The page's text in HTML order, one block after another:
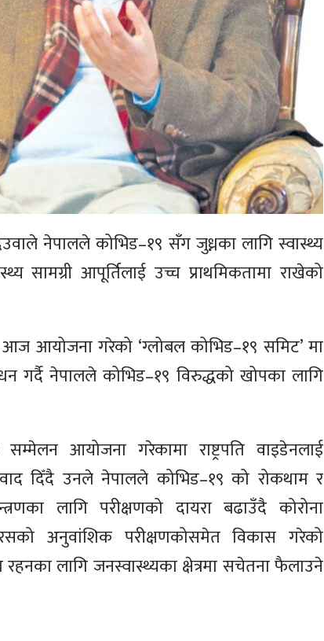
नेपालले कोभिड–१९ सँग जुध्नका लागि स्वास्थ्य
सामग्री आपूर्तिलाई उच्च प्राथमिकतामा राखेको
आज आयोजना गरेको ‘ग्लोबल कोभिड–१९ समिट’ मा
गर्दै नेपालले कोभिड–१९ विरुद्धको खोपका लागि
सम्मेलन आयोजना गरेकामा राष्ट्रपति वाइडेनलाई
दिँदै उनले नेपालले कोभिड–१९ को रोकथाम र
लागि परीक्षणको दायरा बढाउँदै कोरोना
अनुवांशिक परीक्षणकोसमेत विकास गरेको
लागि जनस्वास्थ्यका क्षेत्रमा सचेतना फैलाउने